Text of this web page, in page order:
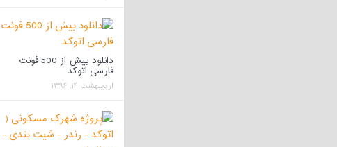
دانلود بیش از 500 فونت
فارسی اتوکد
اردیبهشت ۱۴, ۱۳۹۶